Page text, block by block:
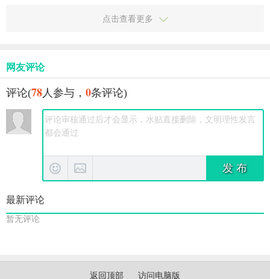
戏，还通过内置折扣、代金券、礼包和BT福利等方
式，让你真正实现“0氪金”也能畅玩各类手游。这篇
点击查看更多
网友评论
评论(78 人参与， 0条评论)
发 布
最新评论
暂无评论
返回顶部 访问电脑版